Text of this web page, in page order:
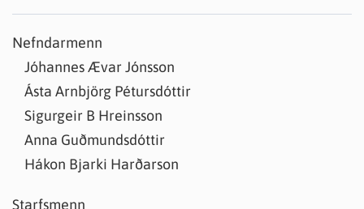
Nefndarmenn
Jóhannes Ævar Jónsson
Ásta Arnbjörg Pétursdóttir
Sigurgeir B Hreinsson
Anna Guðmundsdóttir
Hákon Bjarki Harðarson
Starfsmenn